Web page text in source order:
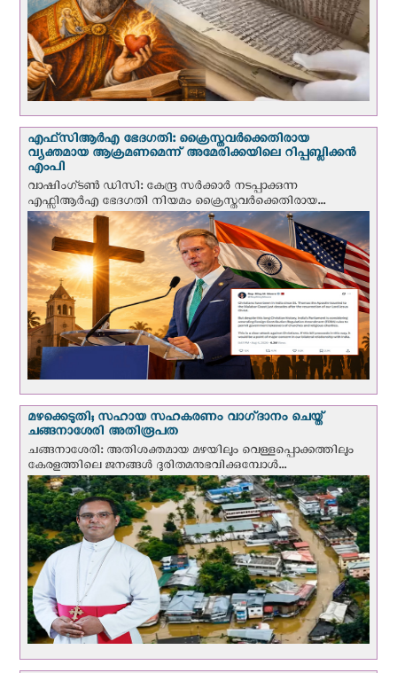
എഫ്‌സി‌ആര്‍‌എ ഭേദഗതി: ക്രൈസ്തവർക്കെതിരായ
വ്യക്തമായ ആക്രമണമെന്ന് അമേരിക്കയിലെ റിപ്പബ്ലിക്കൻ
എംപി
വാഷിംഗ്ടണ്‍ ഡി‌സി: കേന്ദ്ര സർക്കാർ നടപ്പാക്കുന്ന
എഫ്സിആർഎ ഭേദഗതി നിയമം ക്രൈസ്തവർക്കെതിരായ...
മഴക്കെടുതി; സഹായ സഹകരണം വാഗ്‌ദാനം ചെയ്ത്
ചങ്ങനാശേരി അതിരൂപത
ചങ്ങനാശേരി: അതിശക്തമായ മഴയിലും വെള്ളപ്പൊക്കത്തിലും
കേരളത്തിലെ ജനങ്ങൾ ദുരിതമനുഭവിക്കുമ്പോൾ...